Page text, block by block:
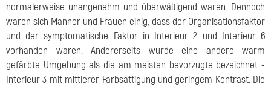
normalerweise unangenehm und überwältigend waren. Dennoch
waren sich Männer und Frauen einig, dass der Organisationsfaktor
und der symptomatische Faktor in Interieur 2 und Interieur 6
vorhanden waren. Andererseits wurde eine andere warm
gefärbte Umgebung als die am meisten bevorzugte bezeichnet -
Interieur 3 mit mittlerer Farbsättigung und geringem Kontrast. Die